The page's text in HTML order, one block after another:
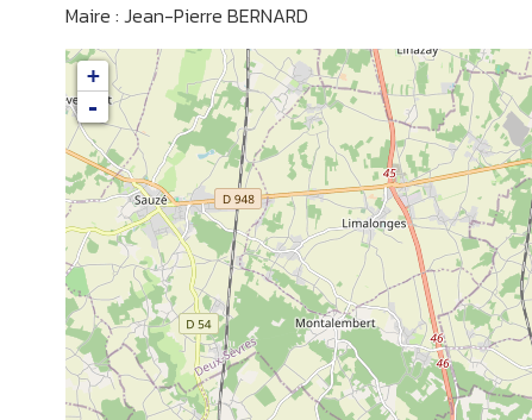
Maire : Jean-Pierre BERNARD
+
-